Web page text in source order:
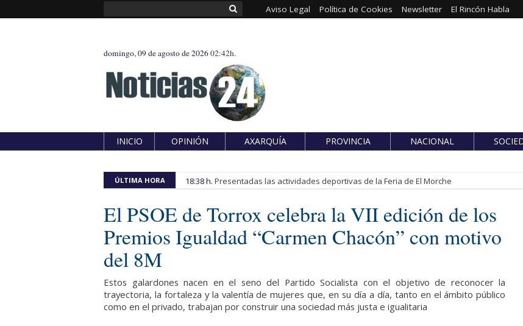
Aviso Legal Política de Cookies Newsletter El Rincón Habla
domingo, 09 de agosto de 202602:42h.
INICIO OPINIÓN AXARQUÍA PROVINCIA NACIONAL
ÚLTIMA HORA 18:38 h. Presentadas las actividades deportivas de la Feria de El Morche
El PSOE de Torrox celebra la VII edición de los
Premios Igualdad “Carmen Chacón” con motivo
del 8M
Estos galardones nacen en el seno del Partido Socialista con el objetivo de reconocer la
trayectoria, la fortaleza y la valentía de mujeres que, en su día a día, tanto en el ámbito público
como en el privado, trabajan por construir una sociedad más justa e igualitaria